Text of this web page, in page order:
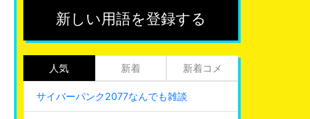
新しい用語を登録する
人気 新着 新着コメ
サイバーパンク2077なんでも雑談